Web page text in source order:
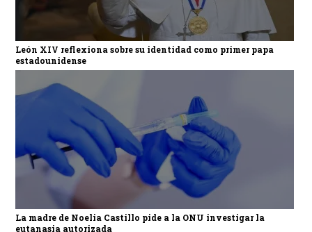
León XIV reflexiona sobre su identidad como primer papa
estadounidense
La madre de Noelia Castillo pide a la ONU investigar la
eutanasia autorizada